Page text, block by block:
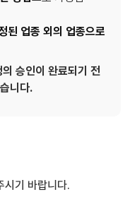
된 업종 외의 업종으로
의 승인이 완료되기 전
니다.
시기 바랍니다.